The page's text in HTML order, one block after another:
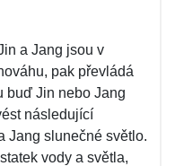
a Jang jsou v
pak převládá
buď Jin nebo Jang
následující
Jang slunečné světlo.
vody a světla,